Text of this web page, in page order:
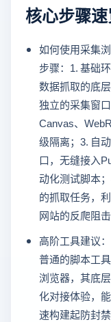
核心步骤
如何使用采集
步骤：1. 基础
数据抓取的底
独立的采集窗
Canvas、
级隔离；3. 自
口，无缝接入
动化测试脚本
的抓取任务，
网站的反爬阻击
高阶工具建议
普通的脚本工
浏览器，其底
化对接体验，
速构建起防封